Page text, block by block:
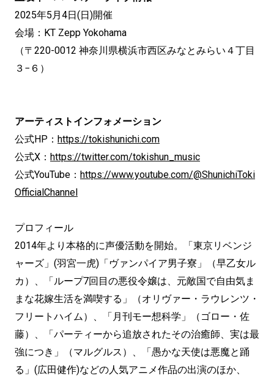
2025年5月4日(日)開催
会場：KT Zepp Yokohama
（〒220-0012 神奈川県横浜市西区みなとみらい４丁目
３−６）
アーティストインフォメーション
公式HP： https://tokishunichi.com
公式X： https://twitter.com/tokishun_music
公式YouTube： https://www.youtube.com/@ShunichiToki
OfficialChannel
プロフィール
2014年より本格的に声優活動を開始。「東京リベンジ
ャーズ」(羽宮一虎)「ヴァンパイア男子寮」（早乙女ル
カ）、「ループ7回目の悪役令嬢は、元敵国で自由気ま
まな花嫁生活を満喫する」（オリヴァー・ラウレンツ・
フリートハイム）、「月刊モー想科学」（ゴロー・佐
藤）、「パーティーから追放されたその治癒師、実は最
強につき」（マルグルス）、「愚かな天使は悪魔と踊
る」(広田健作)などの人気アニメ作品の出演のほか、